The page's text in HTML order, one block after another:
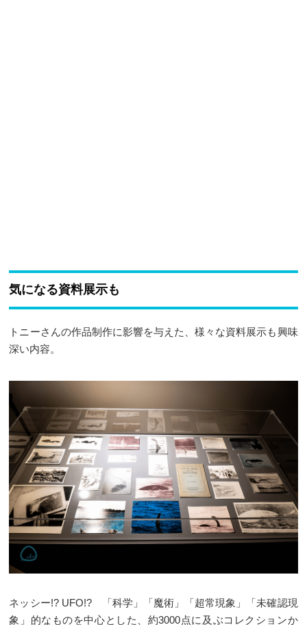
気になる資料展示も
トニーさんの作品制作に影響を与えた、様々な資料展示も興味
深い内容。
ネッシー!? UFO!? 「科学」「魔術」「超常現象」「未確認現
象」的なものを中心とした、約3000点に及ぶコレクションか